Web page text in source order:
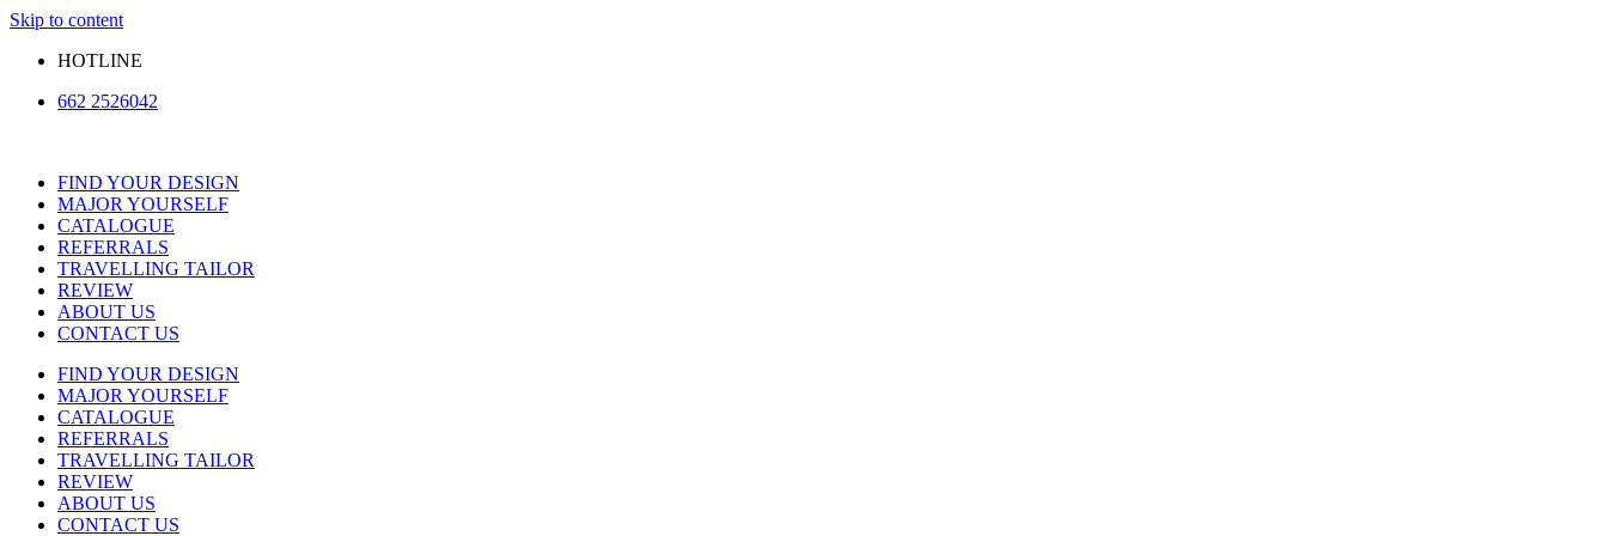
Skip to content
HOTLINE
662 2526042
FIND YOUR DESIGN
MAJOR YOURSELF
CATALOGUE
REFERRALS
TRAVELLING TAILOR
REVIEW
ABOUT US
CONTACT US
FIND YOUR DESIGN
MAJOR YOURSELF
CATALOGUE
REFERRALS
TRAVELLING TAILOR
REVIEW
ABOUT US
CONTACT US